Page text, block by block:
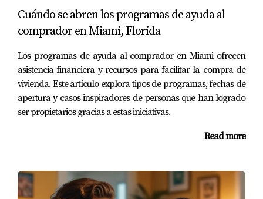
**Chase Bank**: Proporcionan acceso a
herramientas en línea para monitorear tu crédito.
Casos de Éxito en Miami
Las historias inspiradoras son una gran manera de
motivarte en tu propio viaje hacia la mejora del crédito. A
continuación, exploraremos tres casos reales de
Caso 1: La Historia de Ana
Ana era madre soltera con un historial crediticio
Cuándo se abren los programas de ayuda al
comprador en Miami, Florida
Los programas de ayuda al comprador en Miami ofrecen
asistencia financiera y recursos para facilitar la compra de
vivienda. Este artículo explora tipos de programas, fechas de
apertura y casos inspiradores de personas que han logrado
ser propietarios gracias a estas iniciativas.
Read more